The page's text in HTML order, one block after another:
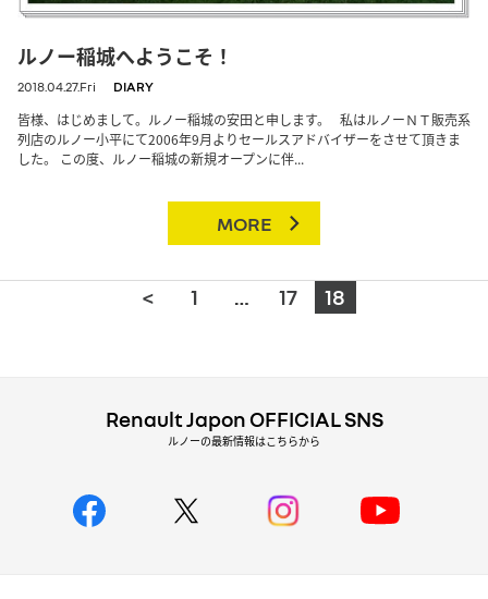
ルノー稲城へようこそ！
2018.04.27.Fri DIARY
皆様、はじめまして。ルノー稲城の安田と申します。 私はルノーＮＴ販売系
列店のルノー小平にて2006年9月よりセールスアドバイザーをさせて頂きま
した。 この度、ルノー稲城の新規オープンに伴...
MORE
< 1 17 18
Renault Japon OFFICIAL SNS
ルノーの最新情報はこちらから